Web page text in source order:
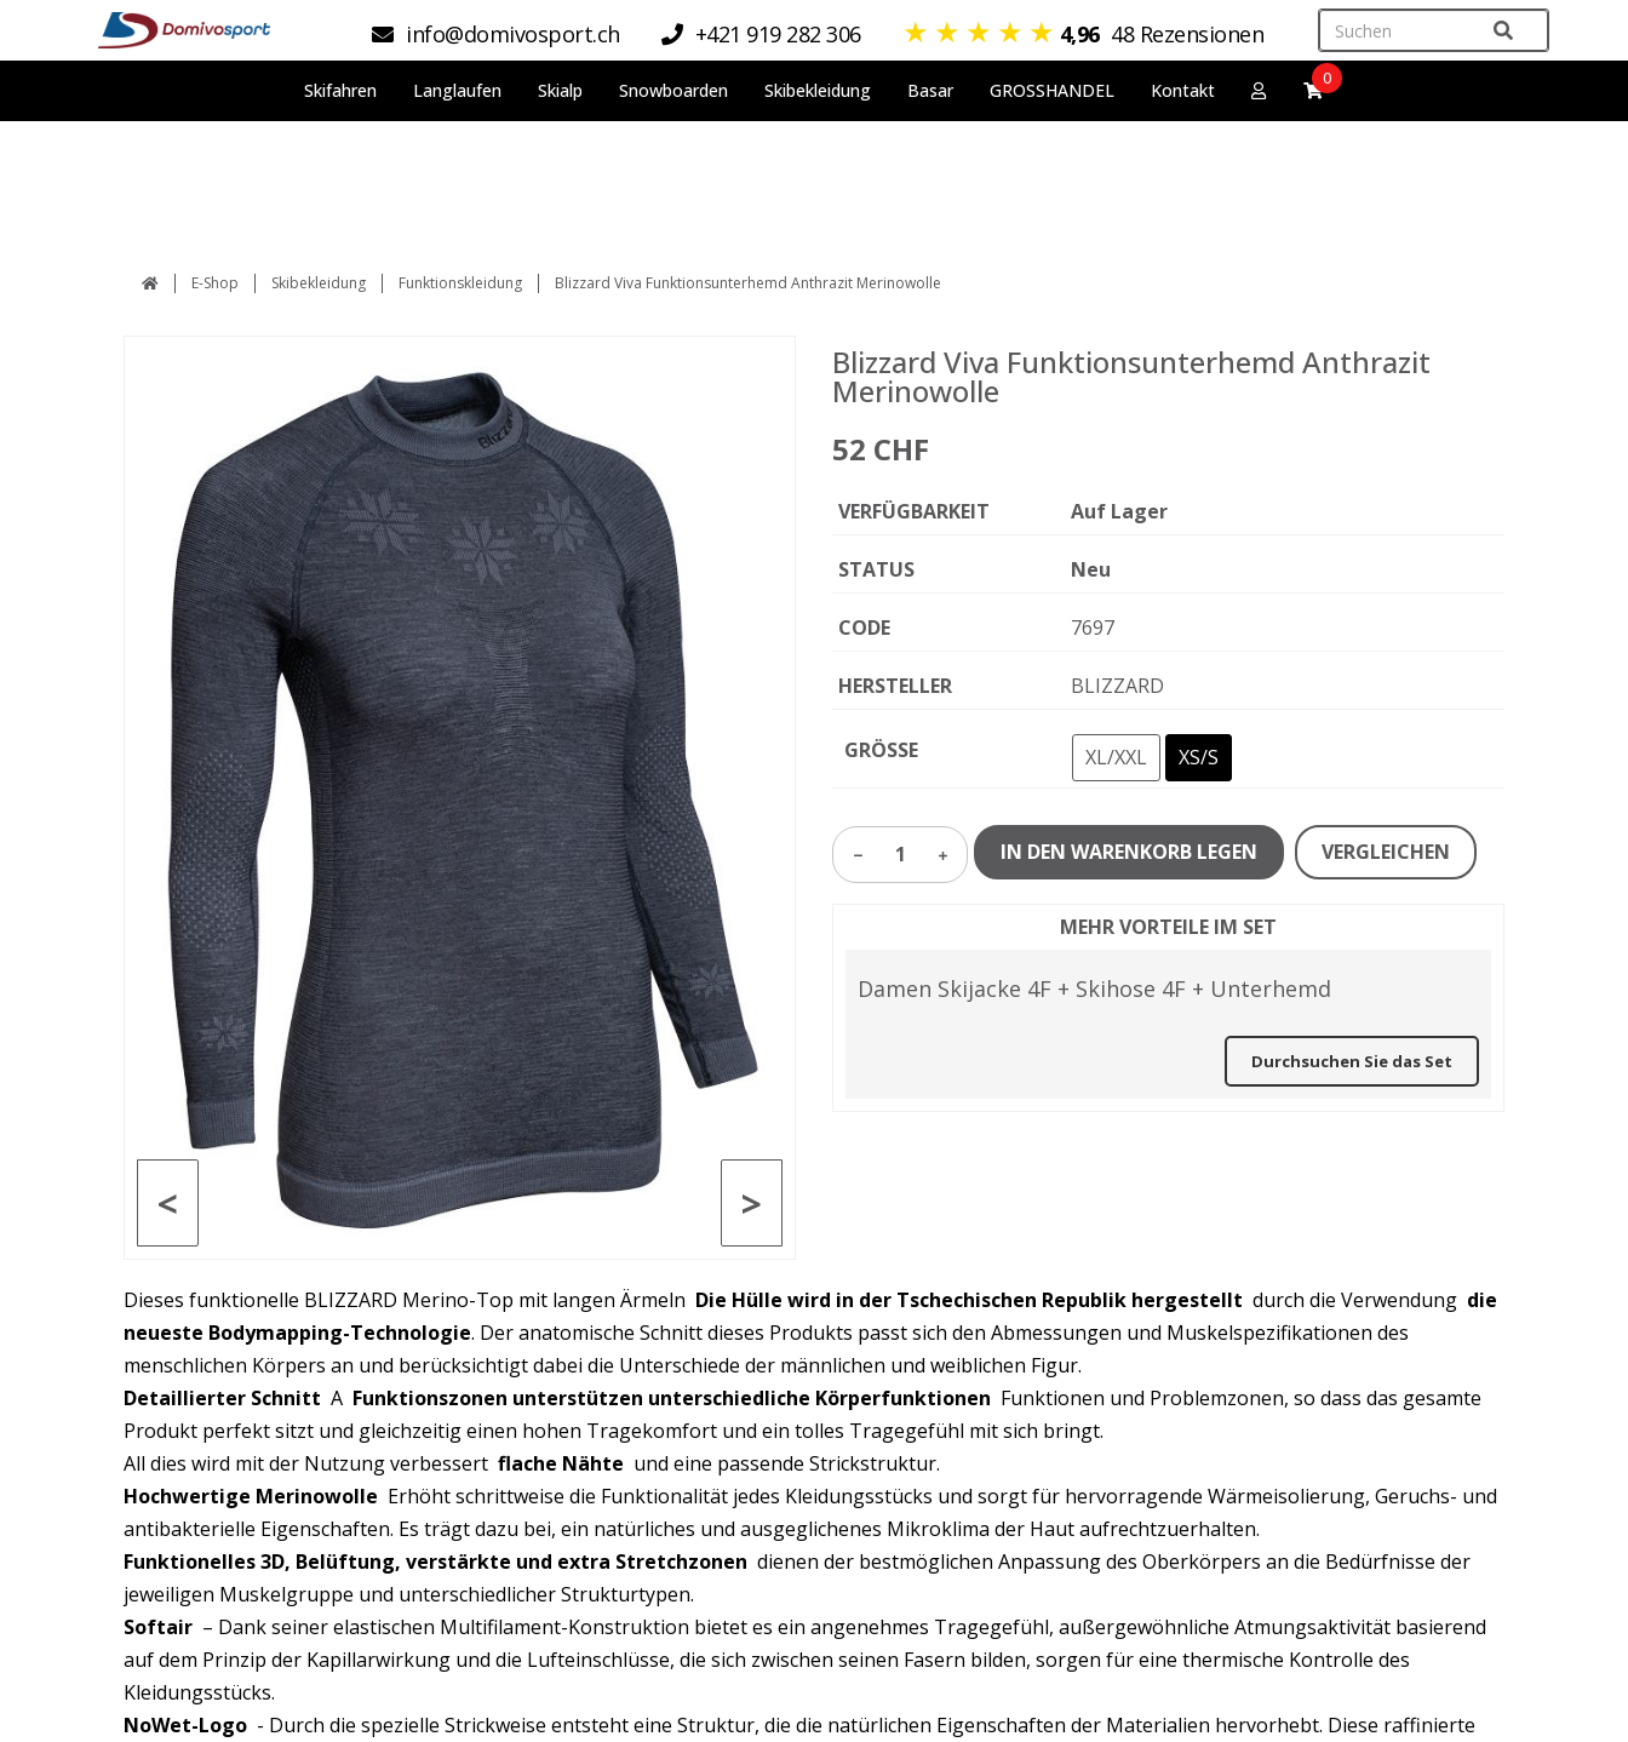
info@domivosport.ch +421 919 282 306 ★ ★ ★ ★ ★ 4,96 48 Rezensionen
Skifahren Langlaufen Skialp Snowboarden Skibekleidung Basar GROSSHANDEL Kontakt
0
E-Shop Skibekleidung Funktionskleidung Blizzard Viva Funktionsunterhemd Anthrazit Merinowolle
>
<
Blizzard Viva Funktionsunterhemd Anthrazit
Merinowolle
52 CHF
VERFÜGBARKEIT Auf Lager
STATUS Neu
CODE 7697
HERSTELLER BLIZZARD
GRÖSSE XL/XXL XS/S
1 IN DEN WARENKORB LEGEN VERGLEICHEN
MEHR VORTEILE IM SET
Damen Skijacke 4F + Skihose 4F + Unterhemd
Durchsuchen Sie das Set
Dieses funktionelle BLIZZARD Merino-Top mit langen Ärmeln Die Hülle wird in der Tschechischen Republik hergestellt durch die Verwendung die
neueste Bodymapping-Technologie. Der anatomische Schnitt dieses Produkts passt sich den Abmessungen und Muskelspezifikationen des
menschlichen Körpers an und berücksichtigt dabei die Unterschiede der männlichen und weiblichen Figur.
Detaillierter Schnitt A Funktionszonen unterstützen unterschiedliche Körperfunktionen Funktionen und Problemzonen, so dass das gesamte
Produkt perfekt sitzt und gleichzeitig einen hohen Tragekomfort und ein tolles Tragegefühl mit sich bringt.
All dies wird mit der Nutzung verbessert flache Nähte und eine passende Strickstruktur.
Hochwertige Merinowolle Erhöht schrittweise die Funktionalität jedes Kleidungsstücks und sorgt für hervorragende Wärmeisolierung, Geruchs- und
antibakterielle Eigenschaften. Es trägt dazu bei, ein natürliches und ausgeglichenes Mikroklima der Haut aufrechtzuerhalten.
Funktionelles 3D, Belüftung, verstärkte und extra Stretchzonen dienen der bestmöglichen Anpassung des Oberkörpers an die Bedürfnisse der
jeweiligen Muskelgruppe und unterschiedlicher Strukturtypen.
Softair – Dank seiner elastischen Multifilament-Konstruktion bietet es ein angenehmes Tragegefühl, außergewöhnliche Atmungsaktivität basierend
auf dem Prinzip der Kapillarwirkung und die Lufteinschlüsse, die sich zwischen seinen Fasern bilden, sorgen für eine thermische Kontrolle des
Kleidungsstücks.
NoWet-Logo - Durch die spezielle Strickweise entsteht eine Struktur, die die natürlichen Eigenschaften der Materialien hervorhebt. Diese raffinierte